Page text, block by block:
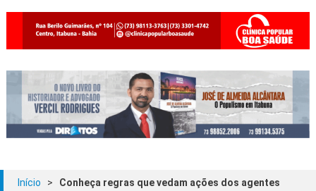
Início >
Conheça regras que vedam ações dos agentes